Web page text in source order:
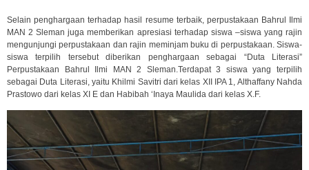
Selain penghargaan terhadap hasil resume terbaik, perpustakaan Bahrul Ilmi
MAN 2 Sleman juga memberikan apresiasi terhadap siswa –siswa yang rajin
mengunjungi perpustakaan dan rajin meminjam buku di perpustakaan. Siswa-
siswa terpilih tersebut diberikan penghargaan sebagai “Duta Literasi”
Perpustakaan Bahrul Ilmi MAN 2 Sleman.Terdapat 3 siswa yang terpilih
sebagai Duta Literasi, yaitu Khilmi Savitri dari kelas XII IPA 1, Althaffany Nahda
Prastowo dari kelas XI E dan Habibah ‘Inaya Maulida dari kelas X.F.